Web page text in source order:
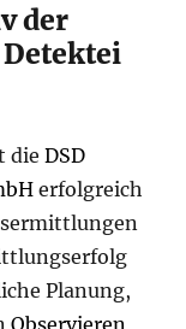
der
Detektei
dieDSD
erfolgreich
Planung,
Observieren